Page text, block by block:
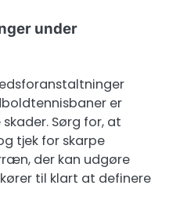
under
er
Sørg for, at
tjek for skarpe
der kan udgøre
til klart at definere